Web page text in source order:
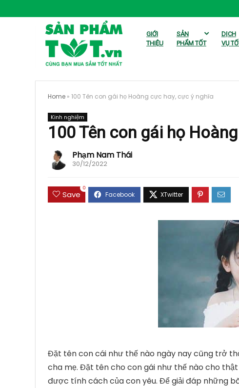
GIỚI
THIỆU
SẢN
PHẨM TỐT
DỊCH
VỤ
Home » 100 Tên con gái họ Hoàng cực hay, cực ý nghĩa
Kinh nghiệm
100 Tên con gái họ
Phạm Nam Thái
30/12/2022
Save
0
Đặt tên con cái như thế nào ngày nay cũng trở
cha mẹ. Đặt tên cho con gái như thế nào cho
được tính cách của con yêu. Để giải đáp những